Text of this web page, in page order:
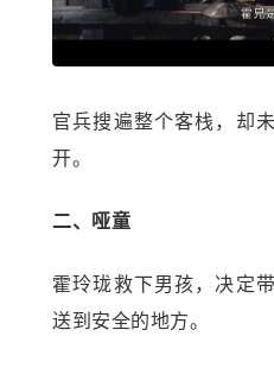
官兵搜遍整个客栈，却
开。
二、哑童
霍玲珑救下男孩，决定
送到安全的地方。